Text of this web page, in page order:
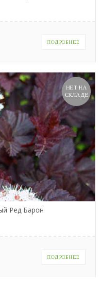
ПОДРОБНЕЕ
НЕТ НА
СКЛАДЕ
Ред Барон
ПОДРОБНЕЕ